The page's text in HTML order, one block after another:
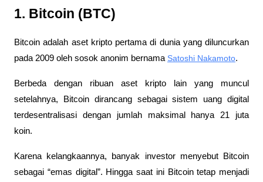
1. Bitcoin (BTC)
Bitcoin adalah aset kripto pertama di dunia yang diluncurkan
pada 2009 oleh sosok anonim bernama Satoshi Nakamoto.
Berbeda dengan ribuan aset kripto lain yang muncul
setelahnya, Bitcoin dirancang sebagai sistem uang digital
terdesentralisasi dengan jumlah maksimal hanya 21 juta
koin.
Karena kelangkaannya, banyak investor menyebut Bitcoin
sebagai “emas digital”. Hingga saat ini Bitcoin tetap menjadi